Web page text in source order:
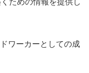
ワーカーとしての成